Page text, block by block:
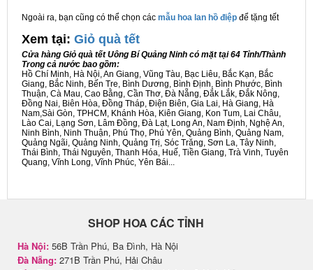
Ngoài ra, bạn cũng có thể chọn các mẫu hoa lan hồ điệp để tặng tết
Xem tại: Giỏ quà tết
Cửa hàng Giỏ quà tết Uông Bí Quảng Ninh có mặt tại 64 Tỉnh/Thành
Trong cả nước bao gồm:
Hồ Chí Minh, Hà Nội, An Giang, Vũng Tàu, Bạc Liêu, Bắc Kạn, Bắc
Giang, Bắc Ninh, Bến Tre, Bình Dương, Bình Định, Bình Phước, Bình
Thuận, Cà Mau, Cao Bằng, Cần Thơ, Đà Nẵng, Đắk Lắk, Đắk Nông,
Đồng Nai, Biên Hòa, Đồng Tháp, Điện Biên, Gia Lai, Hà Giang, Hà
Nam,Sài Gòn, TPHCM, Khánh Hòa, Kiên Giang, Kon Tum, Lai Châu,
Lào Cai, Lạng Sơn, Lâm Đồng, Đà Lạt, Long An, Nam Định, Nghệ An,
Ninh Bình, Ninh Thuận, Phú Thọ, Phú Yên, Quảng Bình, Quảng Nam,
Quảng Ngãi, Quảng Ninh, Quảng Trị, Sóc Trăng, Sơn La, Tây Ninh,
Thái Bình, Thái Nguyên, Thanh Hóa, Huế, Tiền Giang, Trà Vinh, Tuyên
Quang, Vĩnh Long, Vĩnh Phúc, Yên Bái...
SHOP HOA CÁC TỈNH
Hà Nội: 56B Trần Phú, Ba Đình, Hà Nội
Đà Nẵng: 271B Trần Phú, Hải Châu